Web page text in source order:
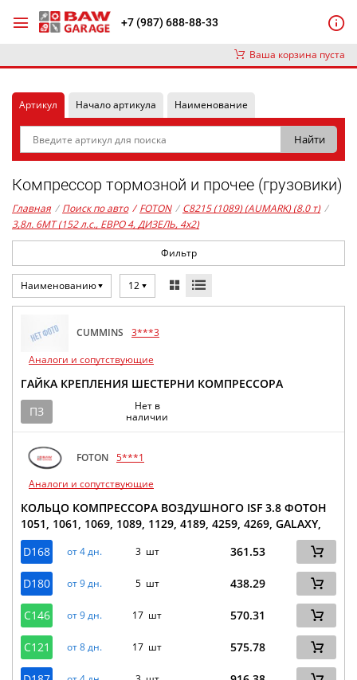
+7 (987) 688-88-33
Ваша корзина пуста
Артикул Начало артикула Наименование
Компрессор тормозной и прочее (грузовики)
Главная / Поиск по авто / FOTON / C8215 (1089) (AUMARK) (8.0 т) /
3,8л. 6MT (152 л.с., ЕВРО 4, ДИЗЕЛЬ, 4x2)
Фильтр
Наименованию 12
CUMMINS
3***3
Аналоги и сопутствующие
ГАЙКА КРЕПЛЕНИЯ ШЕСТЕРНИ КОМПРЕССОРА
ПЗ
Нет в
наличии
FOTON 5***1
Аналоги и сопутствующие
КОЛЬЦО КОМПРЕССОРА ВОЗДУШНОГО ISF 3.8 ФОТОН
1051, 1061, 1069, 1089, 1129, 4189, 4259, 4269, GALAXY,
D168
от 4 дн. 3 шт 361.53
D180 от 9 дн. 5 шт 438.29
C146 от 9 дн. 17 шт 570.31
C121 от 8 дн. 17 шт 575.78